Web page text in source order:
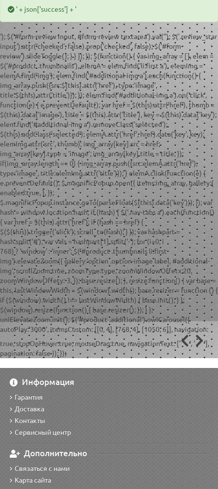
' + json['success'] + '
'); $('#form-review input, #form-review textarea').val(''); $('.review_star
input').attr('checked', false).prop('checked', false); $('#form-
review').slideToggle(); } } }); }); $(function() { var img_array = [], elem =
$('#product .thumbnails'), elemA = elem.find('li:first a'), elemImg =
elemA.find('img'); elem.find('#additional-img a').each(function() {
img_array.push({src:$(this).attr('href'), type:'image',
title:$(this).attr('title')}); }); elem.find('#additional-img a').on('click',
function(e) { e.preventDefault(); var href = $(this).attr('href'), thumb =
$(this).data('image'), title = $(this).attr('title'), key = $(this).data('key');
elem.find('#additional-img a').removeClass('selected');
$(this).addClass('selected'); elemA.attr('href', href).data('key', key);
elemImg.attr('src', thumb); img_array[key].src = href;
img_array[key].type = 'image'; img_array[key].title = title; });
if(img_array.length == 0) { img_array.push({src:elemA.attr('href'),
type:'image', title:elemImg.attr('title')}); } elemA.click(function(e) {
e.preventDefault(); $.magnificPopup.open({ items:img_array, gallery:{
enabled:true, }, });
$.magnificPopup.instance.goTo(parseFloat($(this).data('key'))); }); var
hash = window.location.hash; if (hash) { $('.nav-tabs a').each(function()
{ var href = $(this).attr('href'); if (hash == href) {
$($(this)).trigger('click'); scroll_to(hash); } }); var hashpart =
hash.split('#'); var vals = hashpart[1].split('-'); for (i=0; i
768) ? 'window' : 'inner'; $('#product .thumbnails li:first
img').elevateZoom({ gallery:'option .option-image label, #additional-
img', scrollZoom:true, zoomType:type, zoomWindowOffetx:20,
zoomWindowOffety:-3, }); base.resize(); }, resize:function() { var base =
this, lastWindowWidth = $(window).width(); base.resizer = function () {
if ($(window).width() !== lastWindowWidth) { base.init(); } };
$(window).resize(function() { base.resizer(); }); } };
uniElevateZoom.init(); $('#product .additional').owlCarousel({
autoPlay:'3000', itemsCustom: [[0, 4], [768, 4], [1050, 6]], navigation:
true, stopOnHover:true, mouseDrag:true, navigationText: ['
', '
'],
pagination: false }); });
Информация
Гарантия
Доставка
Контакты
Сервисный центр
Дополнительно
Связаться с нами
Карта сайта